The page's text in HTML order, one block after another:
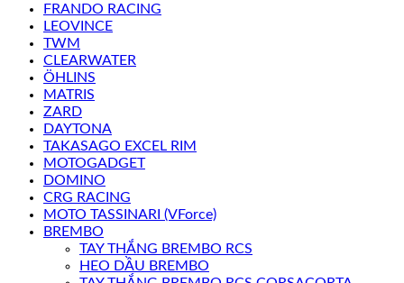
FRANDO RACING
LEOVINCE
TWM
CLEARWATER
ÖHLINS
MATRIS
ZARD
DAYTONA
TAKASAGO EXCEL RIM
MOTOGADGET
DOMINO
CRG RACING
MOTO TASSINARI (VForce)
BREMBO
TAY THẮNG BREMBO RCS
HEO DẦU BREMBO